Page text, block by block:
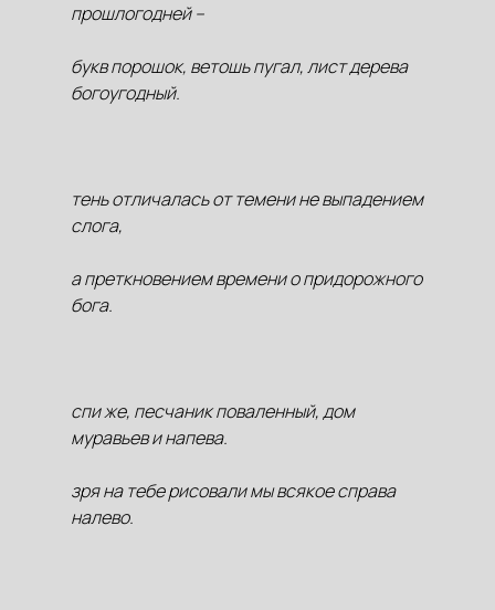
прошлогодней –
букв порошок, ветошь пугал, лист дерева
богоугодный.
тень отличалась от темени не выпадением
слога,
а преткновением времени о придорожного
бога.
спи же, песчаник поваленный, дом
муравьев и напева.
зря на тебе рисовали мы всякое справа
налево.